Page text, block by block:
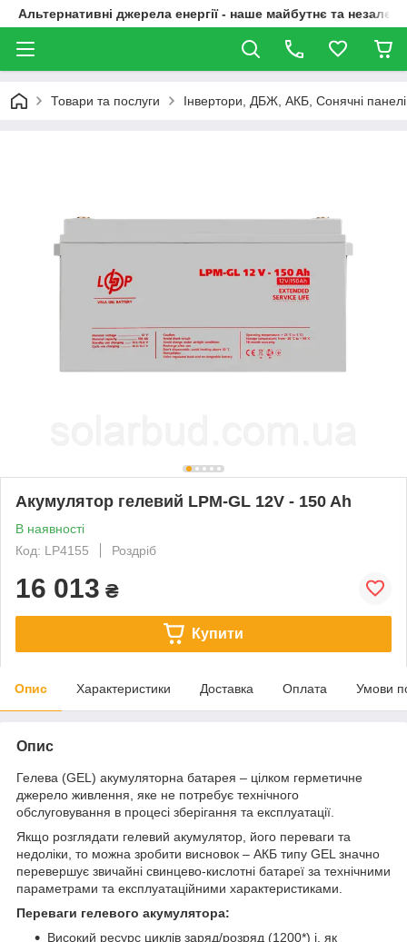
Альтернативні джерела енергії - наше майбутнє та
Товари та послуги Інвертори, ДБЖ, АКБ, Сонячні
Акумулятор гелевий LPM-GL 12V - 150 Ah
В наявності
Код: LP4155
Роздріб
16 013 ₴
Купити
Опис Характеристики Доставка Оплата Умови
Опис
Гелева (GEL) акумуляторна батарея – цілком герметичне
джерело живлення, яке не потребує технічного
обслуговування в процесі зберігання та експлуатації.
Якщо розглядати гелевий акумулятор, його переваги та
недоліки, то можна зробити висновок – АКБ типу GEL значно
перевершує звичайні свинцево-кислотні батареї за технічними
параметрами та експлуатаційними характеристиками.
Переваги гелевого акумулятора:
Високий ресурс циклів заряд/розряд (1200*) і, як